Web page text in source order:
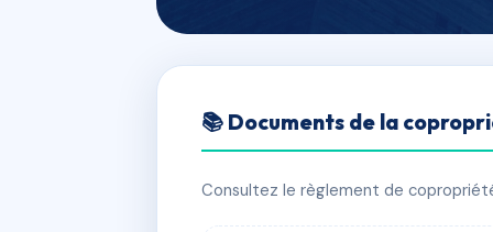
MILTON
📍 Allee de Montbray 61430 Athis-
📚 Documents de la
Consultez le règlement de